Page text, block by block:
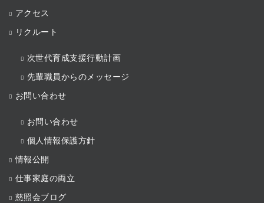
アクセス
リクルート
次世代育成支援行動計画
先輩職員からのメッセージ
お問い合わせ
お問い合わせ
個人情報保護方針
情報公開
仕事家庭の両立
慈照会ブログ